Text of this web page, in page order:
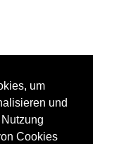
um
und
Cookies